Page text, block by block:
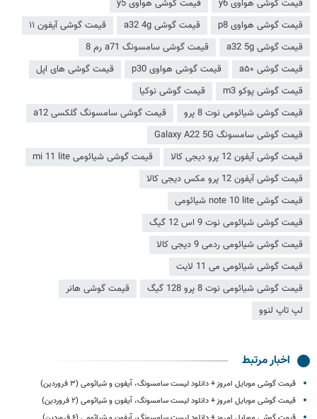
قیمت گوشی هواوی y6
قیمت گوشی هواوی y5
قیمت گوشی هواوی p8
قیمت گوشی a32 4g
قیمت گوشی آیفون ۱۱
قیمت گوشی a32 5g
قیمت گوشی سامسونگ a71 رم 8
قیمت گوشی a۵۰
قیمت گوشی هواوی p30
قیمت گوشی های اپل
قیمت گوشی پوکو m3
قیمت گوشی نوکیا
قیمت گوشی شیائومی نوت 8 پرو
قیمت گوشی سامسونگ گلکسی a12
قیمت گوشی سامسونگ Galaxy A22 5G
قیمت گوشی آیفون 12 پرو دیجی کالا
قیمت گوشی شیائومی mi 11 lite
قیمت گوشی آیفون 12 پرو مکس دیجی کالا
قیمت گوشی note 10 lite شیائومی
قیمت گوشی شیائومی نوت 9 اس 12 گیگ
قیمت گوشی شیائومی ردمی 9 دیجی کالا
قیمت گوشی شیائومی می 11 لایت
قیمت گوشی شیائومی نوت 8 پرو 128 گیگ
قیمت گوشی هانر
لپ تاپ لنوو
اخبار مرتبط
قیمت گوشی موبایل امروز + دانلود لیست سامسونگ، آیفون و شیائومی (۳ فروردین)
قیمت گوشی موبایل امروز + دانلود لیست سامسونگ، آیفون و شیائومی (۲ فروردین)